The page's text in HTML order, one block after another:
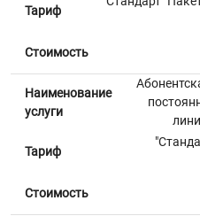
Тариф
Стоимость
Наименование
услуги
Тариф
Стоимость